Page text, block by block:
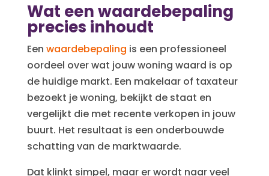
Wat een waardebepaling
precies inhoudt
Een waardebepaling is een professioneel
oordeel over wat jouw woning waard is op
de huidige markt. Een makelaar of taxateur
bezoekt je woning, bekijkt de staat en
vergelijkt die met recente verkopen in jouw
buurt. Het resultaat is een onderbouwde
schatting van de marktwaarde.
Dat klinkt simpel, maar er wordt naar veel